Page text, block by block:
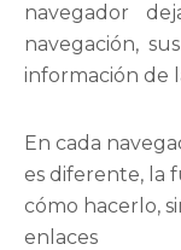
navegador
navegación,
información de
En cada
es diferente, la
cómo hacerlo,
enlaces